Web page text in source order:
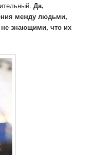
Да,
между людьми,
знающими, что их